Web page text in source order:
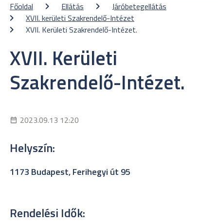
Főoldal
Ellátás
Járóbetegellátás
XVII. kerületi Szakrendelő-Intézet
XVII. Kerületi Szakrendelő-Intézet.
XVII. Kerületi
Szakrendelő-Intézet.
2023.09.13 12:20
Helyszín:
1173 Budapest, Ferihegyi út 95
Rendelési Idők: